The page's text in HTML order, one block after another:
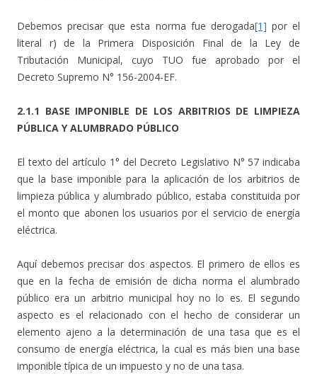
Debemos precisar que esta norma fue derogada[1] por el
literal r) de la Primera Disposición Final de la Ley de
Tributación Municipal, cuyo TUO fue aprobado por el
Decreto Supremo N° 156-2004-EF.
2.1.1 BASE IMPONIBLE DE LOS ARBITRIOS DE LIMPIEZA
PÚBLICA Y ALUMBRADO PÚBLICO
El texto del artículo 1° del Decreto Legislativo N° 57 indicaba
que la base imponible para la aplicación de los arbitrios de
limpieza pública y alumbrado público, estaba constituida por
el monto que abonen los usuarios por el servicio de energía
eléctrica.
Aquí debemos precisar dos aspectos. El primero de ellos es
que en la fecha de emisión de dicha norma el alumbrado
público era un arbitrio municipal hoy no lo es. El segundo
aspecto es el relacionado con el hecho de considerar un
elemento ajeno a la determinación de una tasa que es el
consumo de energía eléctrica, la cual es más bien una base
imponible típica de un impuesto y no de una tasa.